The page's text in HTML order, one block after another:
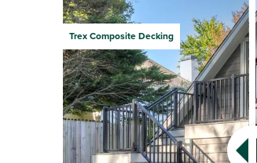
Trex Composite Decking